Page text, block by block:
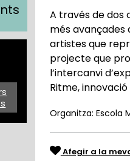
A través de dos
més avançades
artistes que
projecte que
l’intercanvi
Ritme,
Organitza: Escola
Afegir a la